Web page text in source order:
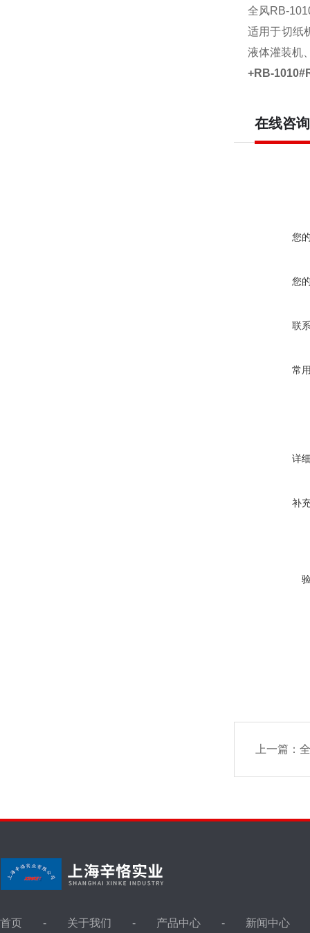
全风RB-
适用于切纸
液体灌装机
+RB-
在线咨询
您
您
联
常
详
补
上一篇：
首页 关于我们 产品中心 新闻中心